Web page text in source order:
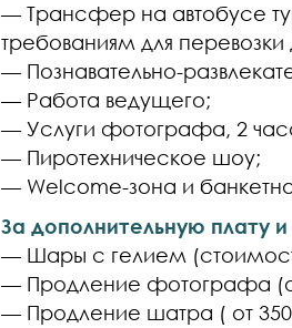
— Трансфер на автобусе
требованиям для перевозки
— Познавательно-
— Работа ведущего;
— Услуги фотографа, 2
— Пиротехническое шоу;
— Welcome-зона и
За дополнительную плату
— Шары с гелием
— Продление фотографа
— Продление шатра ( от